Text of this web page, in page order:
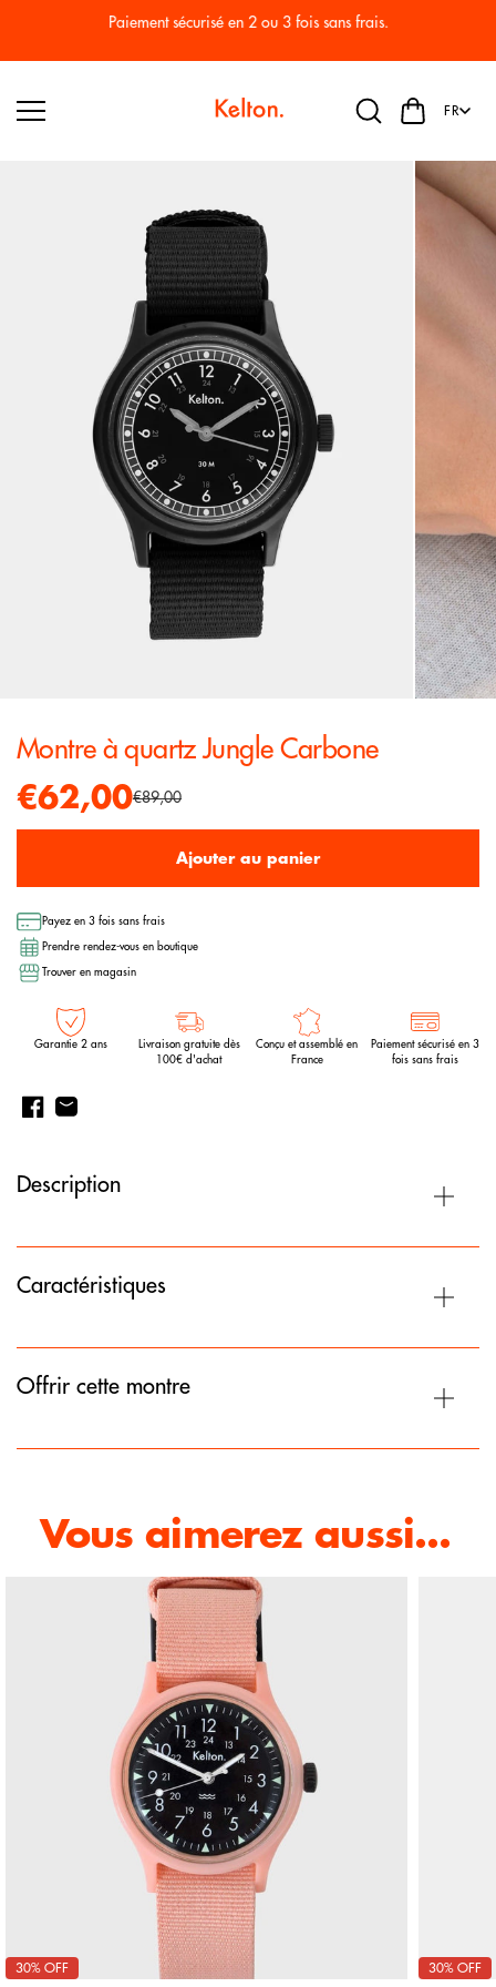
Paiement sécurisé en 2 ou 3 fois sans frais.
FR
Montre à quartz Jungle Carbone
€62,00€89,00
Ajouter au panier
Payez en 3 fois sans frais
Prendre rendez-vous en boutique
Trouver en magasin
Garantie 2 ans
Livraison gratuite dès
100€ d'achat
Conçu et assemblé en
France
Paiement sécurisé en 3
fois sans frais
Description
Caractéristiques
Offrir cette montre
Vous aimerez aussi...
30% OFF 30% OFF